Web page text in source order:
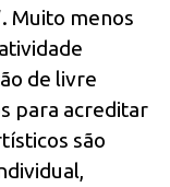
Muito menos
de livre
para acreditar
são